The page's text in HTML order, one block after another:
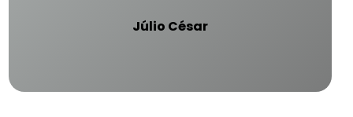
Júlio César